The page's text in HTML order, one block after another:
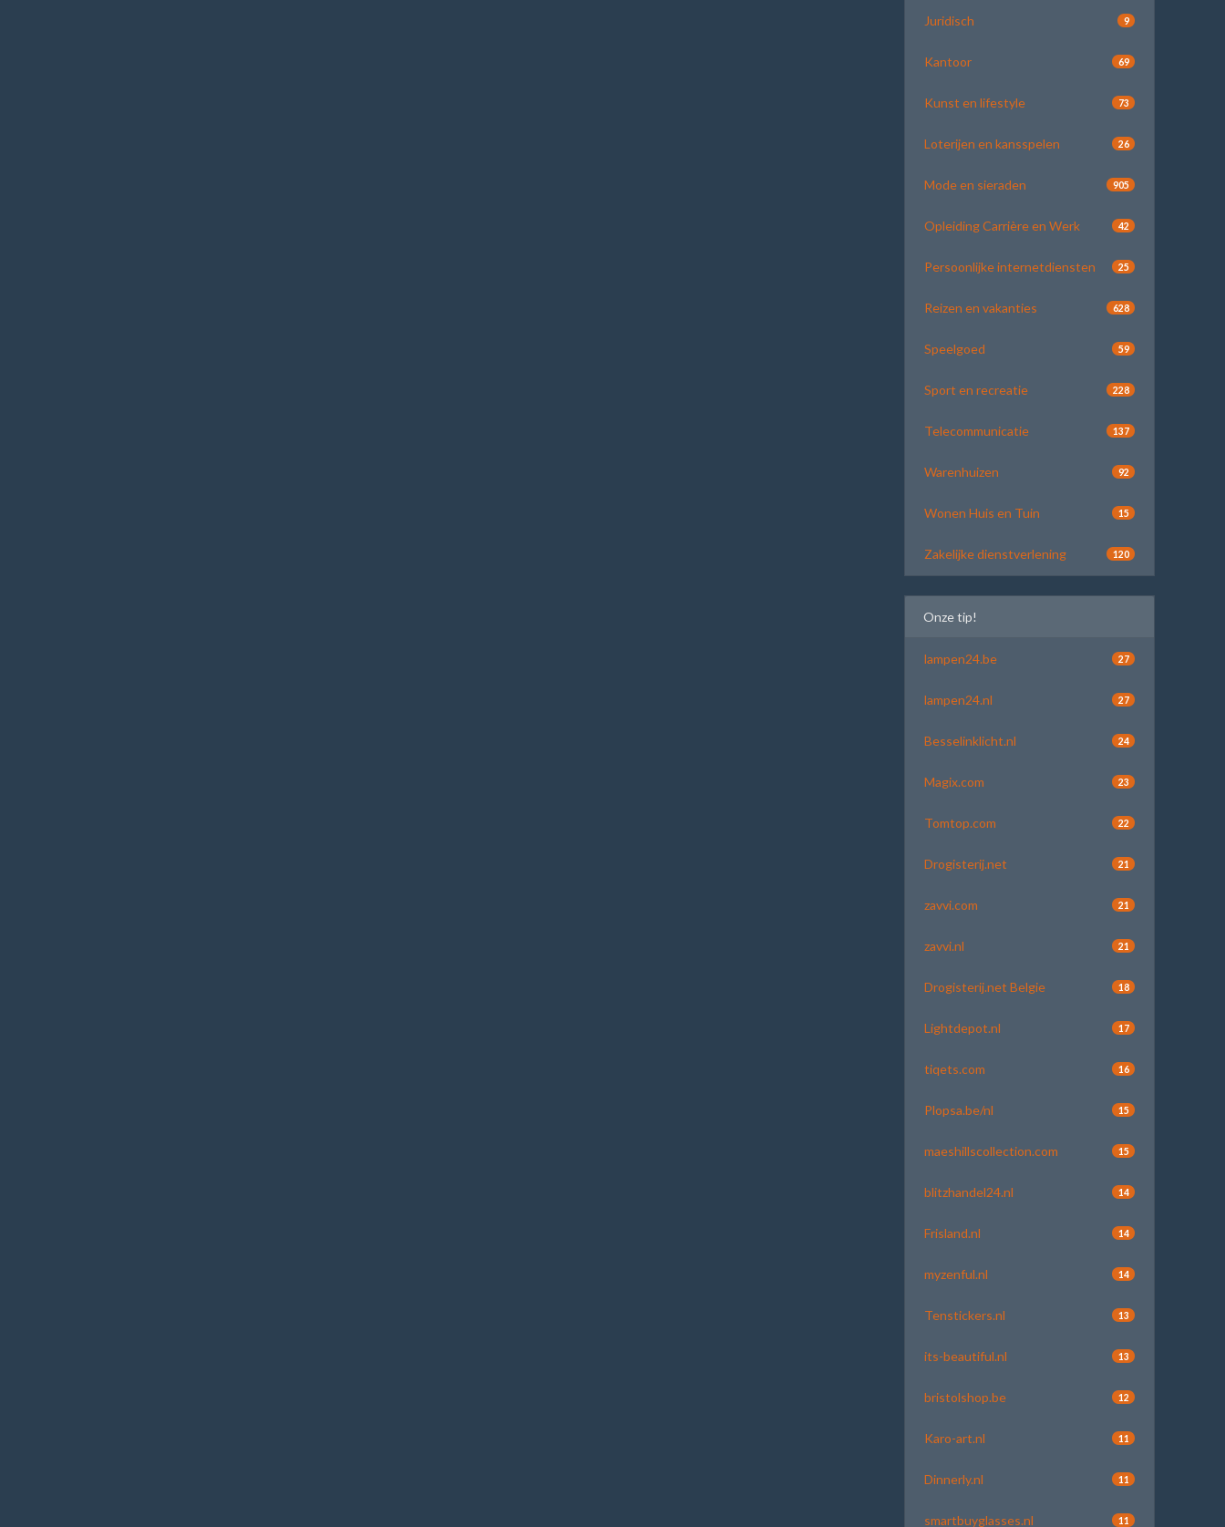
Juridisch 9
Kantoor 69
Kunst en lifestyle 73
Loterijen en kansspelen 26
Mode en sieraden 905
Opleiding Carrière en Werk 42
Persoonlijke internetdiensten 25
Reizen en vakanties 628
Speelgoed 59
Sport en recreatie 228
Telecommunicatie 137
Warenhuizen 92
Wonen Huis en Tuin 15
Zakelijke dienstverlening 120
Onze tip!
lampen24.be 27
lampen24.nl 27
Besselinklicht.nl 24
Magix.com 23
Tomtop.com 22
Drogisterij.net 21
zavvi.com 21
zavvi.nl 21
Drogisterij.net Belgie 18
Lightdepot.nl 17
tiqets.com 16
Plopsa.be/nl 15
maeshillscollection.com 15
blitzhandel24.nl 14
Frisland.nl 14
myzenful.nl 14
Tenstickers.nl 13
its-beautiful.nl 13
bristolshop.be 12
Karo-art.nl 11
Dinnerly.nl 11
smartbuyglasses.nl 11